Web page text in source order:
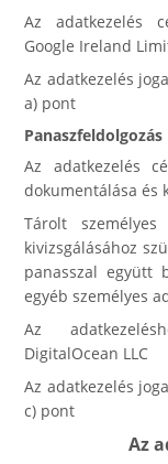
Az adatkezelés
Google Ireland
Az adatkezelés
a) pont
Panaszfeldolgozás
Az adatkezelés
dokumentálása és
Tárolt
kivizsgálásához
panasszal együtt
egyéb személyes
Az
DigitalOcean LLC
Az adatkezelés
c) pont
Az